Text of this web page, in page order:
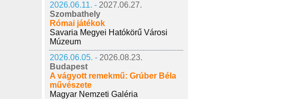
2026.06.11. - 2027.06.27.
Szombathely
Római játékok
Savaria Megyei Hatókörű Városi
Múzeum
2026.06.05. - 2026.08.23.
Budapest
A vágyott remekmű: Grúber Béla
művészete
Magyar Nemzeti Galéria